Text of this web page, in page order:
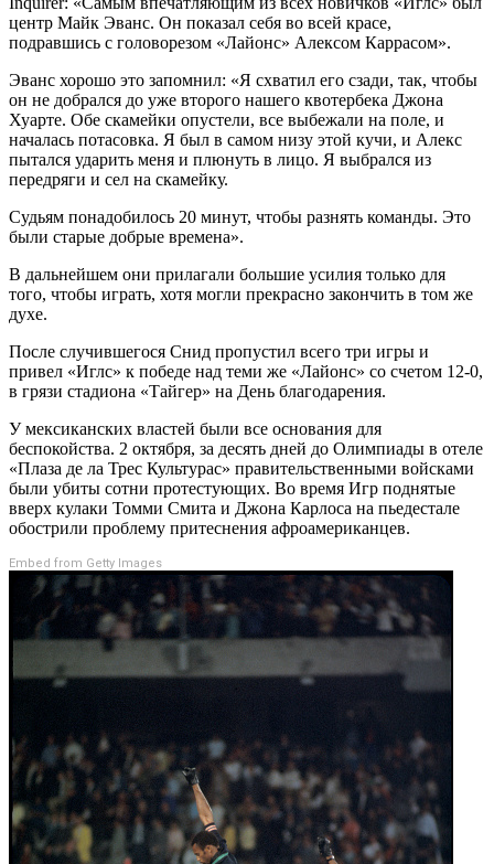
центр Майк Эванс. Он показал себя во всей красе,
подравшись с головорезом «Лайонс» Алексом Каррасом».
Эванс хорошо это запомнил: «Я схватил его сзади, так, чтобы
он не добрался до уже второго нашего квотербека Джона
Хуарте. Обе скамейки опустели, все выбежали на поле, и
началась потасовка. Я был в самом низу этой кучи, и Алекс
пытался ударить меня и плюнуть в лицо. Я выбрался из
передряги и сел на скамейку.
Судьям понадобилось 20 минут, чтобы разнять команды. Это
были старые добрые времена».
В дальнейшем они прилагали большие усилия только для
того, чтобы играть, хотя могли прекрасно закончить в том же
духе.
После случившегося Снид пропустил всего три игры и
привел «Иглс» к победе над теми же «Лайонс» со счетом 12-0,
в грязи стадиона «Тайгер» на День благодарения.
У мексиканских властей были все основания для
беспокойства. 2 октября, за десять дней до Олимпиады в отеле
«Плаза де ла Трес Культурас» правительственными войсками
были убиты сотни протестующих. Во время Игр поднятые
вверх кулаки Томми Смита и Джона Карлоса на пьедестале
обострили проблему притеснения афроамериканцев.
Embed from Getty Images